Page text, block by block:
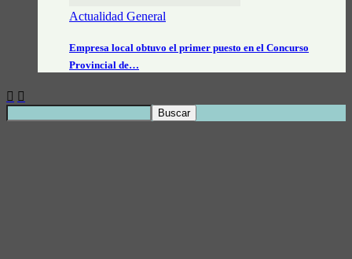
Actualidad General
Empresa local obtuvo el primer puesto en el Concurso
Provincial de…